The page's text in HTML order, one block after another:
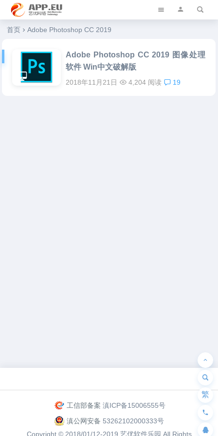
艺优软件乐园
首页 Adobe Photoshop CC 2019
Adobe Photoshop CC 2019 图像处理
软件 Win中文破解版
2018年11月21日 4,204 阅读 19
工信部备案 滇ICP备15006555号
滇公网安备 53262102000333号
Copyright © 2018/01/12-2019 艺优软件乐园 All Rights
繁